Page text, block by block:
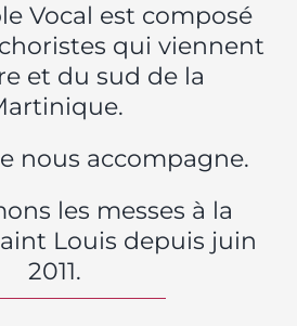
Vocal est composé
choristes qui viennent
et du sud de la
nous accompagne.
les messes à la
Louis depuis juin
2011.